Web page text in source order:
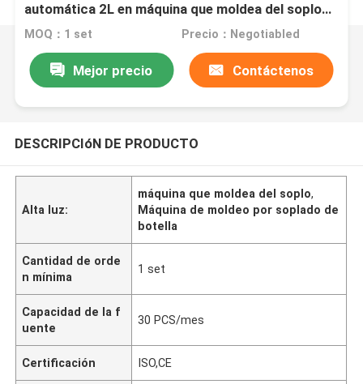
automática 2L en máquina que moldea del soplo
del estiramiento
MOQ：1 set Precio：Negotiabled
Mejor precio Contáctenos
DESCRIPCIóN DE PRODUCTO
Alta luz:
máquina que moldea del soplo,
Máquina de moldeo por soplado de
botella
Cantidad de orde
n mínima
1 set
Capacidad de la f
uente
30 PCS/mes
Certificación ISO,CE